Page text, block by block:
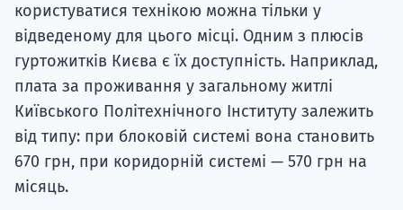
користуватися технікою можна тільки у
відведеному для цього місці. Одним з плюсів
гуртожитків Києва є їх доступність. Наприклад,
плата за проживання у загальному житлі
Київського Політехнічного Інституту залежить
від типу: при блоковій системі вона становить
670 грн, при коридорній системі — 570 грн на
місяць.